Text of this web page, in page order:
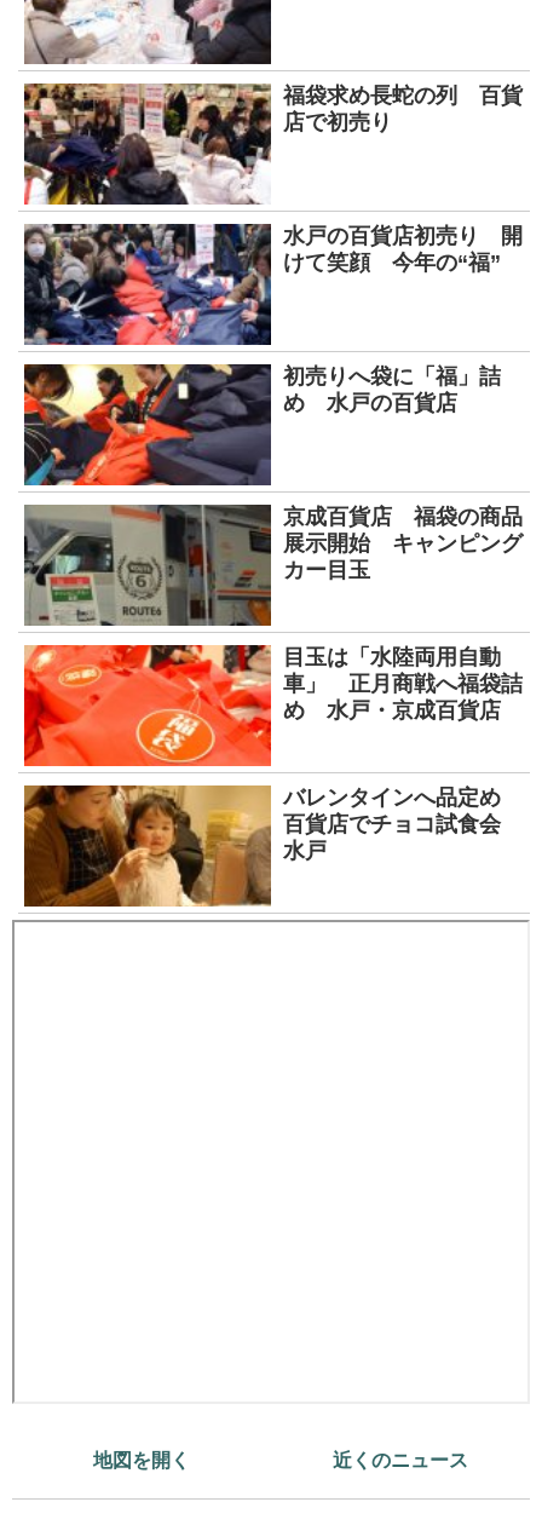
福袋求め長蛇の列 百貨
店で初売り
水戸の百貨店初売り 開
けて笑顔 今年の“福”
初売りへ袋に「福」詰
め 水戸の百貨店
京成百貨店 福袋の商品
展示開始 キャンピング
カー目玉
目玉は「水陸両用自動
車」 正月商戦へ福袋詰
め 水戸・京成百貨店
バレンタインへ品定め
百貨店でチョコ試食会
水戸
地図を開く 近くのニュース